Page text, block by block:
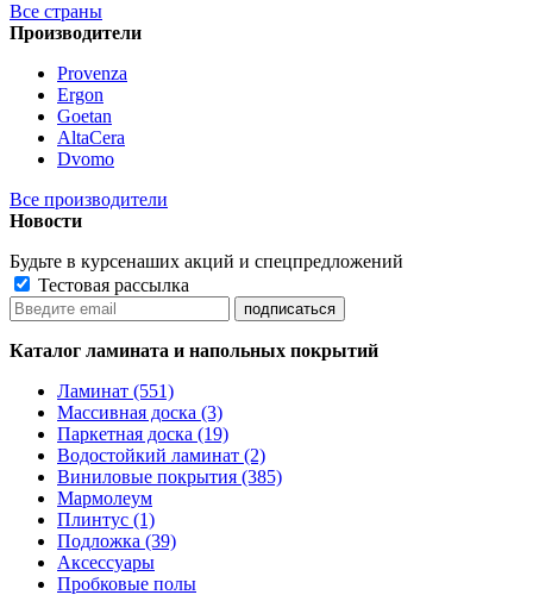
Все страны
Производители
Provenza
Ergon
Goetan
AltaСera
Dvomo
Все производители
Новости
Будьте в курсенаших акций и спецпредложений
Тестовая рассылка
Каталог ламината и напольных покрытий
Ламинат (551)
Массивная доска (3)
Паркетная доска (19)
Водостойкий ламинат (2)
Виниловые покрытия (385)
Мармолеум
Плинтус (1)
Подложка (39)
Аксессуары
Пробковые полы